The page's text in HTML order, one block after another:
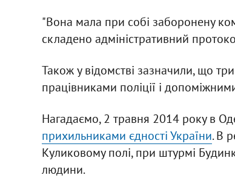
"Вона мала при собі заборонену
складено адміністративний
Також у відомстві зазначили, що
працівниками поліції і
Нагадаємо, 2 травня 2014 року в
прихильниками єдності України. В
Куликовому полі, при штурмі
людини.